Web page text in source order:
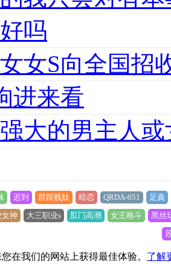
吗
女S向全国招
进来看
大的男主人
迟到 群踩贱奴 暗恋 QRDA-051
足責
神 大三职业s 肛门高潮 女王格斗
黑丝
在我们的网站上获得最佳体验。 了解